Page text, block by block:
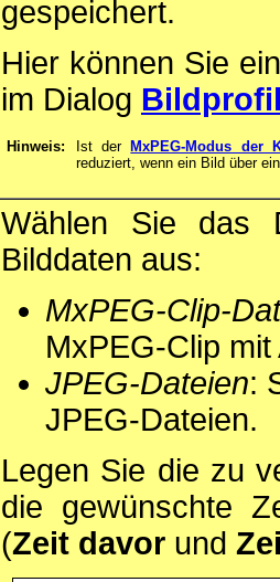
gespeichert.
Hier können Sie
im Dialog
Hinweis: Ist der MxPEG-Modus der
reduziert, wenn ein Bild über
Wählen Sie das
Bilddaten aus:
MxPEG-Clip-
MxPEG-Clip mit
JPEG-Dateien:
JPEG-Dateien.
Legen Sie die zu
die gewünschte
(Zeit davor und